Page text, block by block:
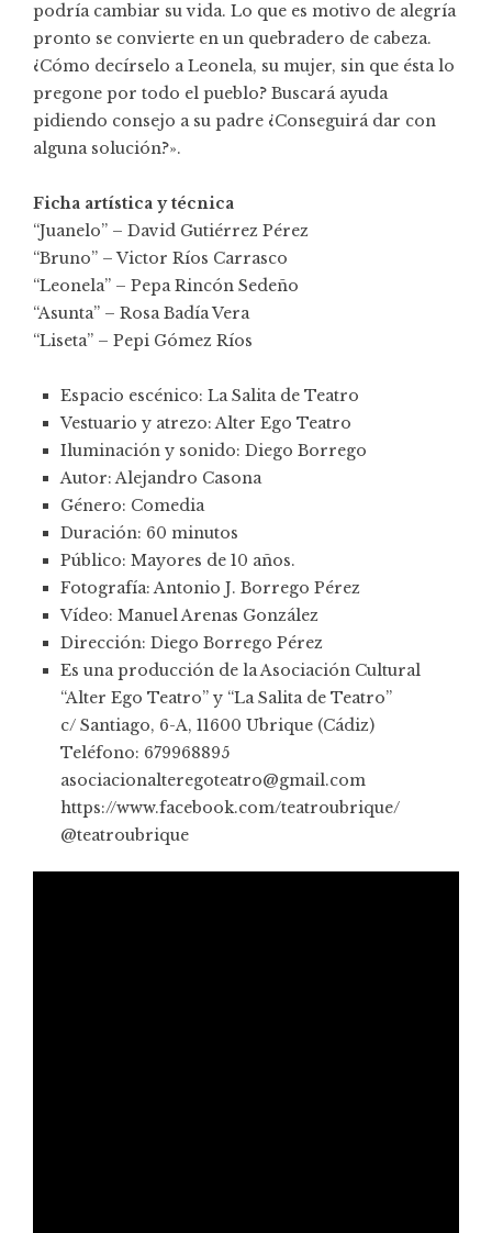
podría cambiar su vida. Lo que es motivo de alegría
pronto se convierte en un quebradero de cabeza.
¿Cómo decírselo a Leonela, su mujer, sin que ésta lo
pregone por todo el pueblo? Buscará ayuda
pidiendo consejo a su padre ¿Conseguirá dar con
alguna solución?».
Ficha artística y técnica
“Juanelo” – David Gutiérrez Pérez
“Bruno” – Victor Ríos Carrasco
“Leonela” – Pepa Rincón Sedeño
“Asunta” – Rosa Badía Vera
“Liseta” – Pepi Gómez Ríos
Espacio escénico: La Salita de Teatro
Vestuario y atrezo: Alter Ego Teatro
Iluminación y sonido: Diego Borrego
Autor: Alejandro Casona
Género: Comedia
Duración: 60 minutos
Público: Mayores de 10 años.
Fotografía: Antonio J. Borrego Pérez
Vídeo: Manuel Arenas González
Dirección: Diego Borrego Pérez
Es una producción de la Asociación Cultural
“Alter Ego Teatro” y “La Salita de Teatro”
c/ Santiago, 6-A, 11600 Ubrique (Cádiz)
Teléfono: 679968895
asociacionalteregoteatro@gmail.com
https://www.facebook.com/teatroubrique/
@teatroubrique